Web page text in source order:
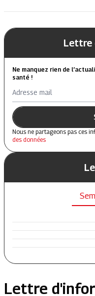
Lettre
Ne manquez rien de
santé !
Adresse mail
Nous ne partageons pas ces
des données
Lettre